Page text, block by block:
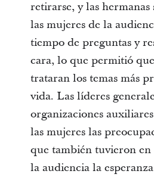
retirarse, y las
las mujeres de la
tiempo de preguntas y
cara, lo que permitió
trataran los temas más
vida. Las líderes
organizaciones
las mujeres las
que también tuvieron
la audiencia la